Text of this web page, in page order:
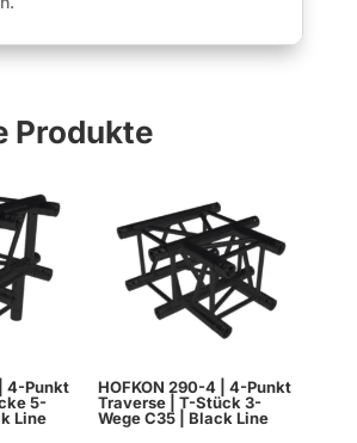
Produkte
4-Punkt
5-
Line
HOFKON 290-4 | 4-Punkt
Traverse | T-Stück 3-
Wege C35 | Black Line